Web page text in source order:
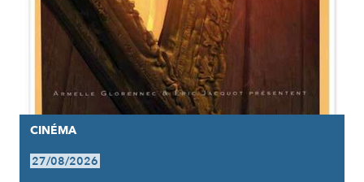
CINÉMA
27/08/2026